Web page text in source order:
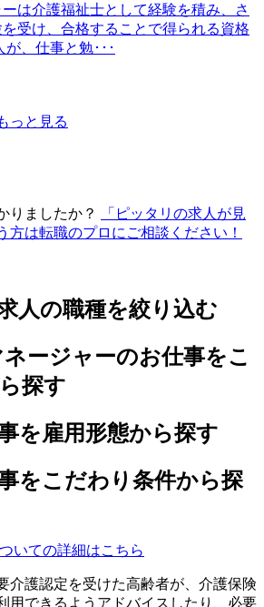
は介護福祉士として経験を積み、さ
受け、合格することで得られる資格
、仕事と勉･･･
りましたか？
「ピッタリの求人が見
方は転職のプロにご相談ください！
人の職種を絞り込む
ージャーのお仕事をこ
探す
を雇用形態から探す
をこだわり条件から探
いての詳細はこちら
介護認定を受けた高齢者が、介護保険
用できるようアドバイスしたり、必要